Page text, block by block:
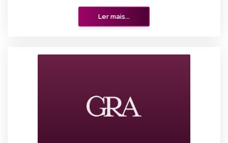
Ler mais...